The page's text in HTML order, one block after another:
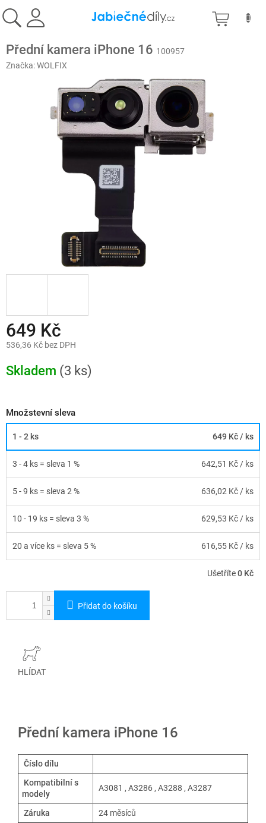
na
obsah
Přední kamera iPhone 16 100957
Značka:WOLFIX
649 Kč
536,36 Kč bez DPH
cena:
Skladem (3 ks)
Množstevní sleva
1 - 2 ks 649 Kč/ ks
3 - 4 ks = sleva 1 % 642,51 Kč/ ks
5 - 9 ks = sleva 2 % 636,02 Kč/ ks
10 - 19 ks = sleva 3 % 629,53 Kč/ ks
20 a více ks = sleva 5 % 616,55 Kč/ ks
Ušetříte0 Kč
Přidat do košíku
HLÍDAT
Přední kamera iPhone 16
Číslo dílu
Kompatibilní s
modely
A3081 , A3286 , A3288 , A3287
Záruka 24 měsíců